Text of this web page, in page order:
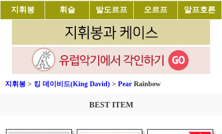
지휘봉 휘슬 발도르프 오르프 알프호른
지휘봉 > 킹 데이비드(King David) > Pear Rainbow
BEST ITEM